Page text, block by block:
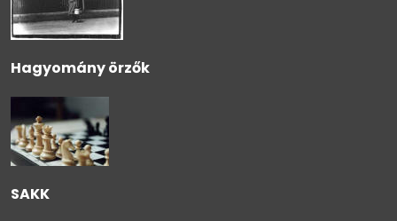
Hagyomány örzők
SAKK